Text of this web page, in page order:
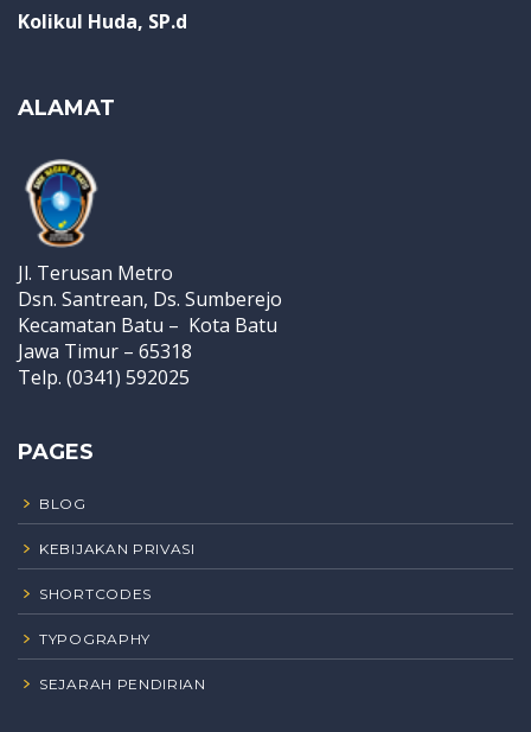
Kolikul Huda, SP.d
ALAMAT
Jl. Terusan Metro
Dsn. Santrean, Ds. Sumberejo
Kecamatan Batu – Kota Batu
Jawa Timur – 65318
Telp. (0341) 592025
PAGES
BLOG
KEBIJAKAN PRIVASI
SHORTCODES
TYPOGRAPHY
SEJARAH PENDIRIAN